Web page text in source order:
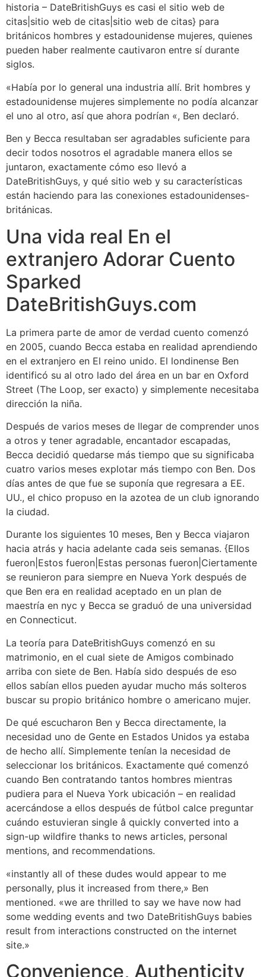
historia – DateBritishGuys es casi el sitio web de
citas|sitio web de citas|sitio web de citas} para
británicos hombres y estadounidense mujeres, quienes
pueden haber realmente cautivaron entre sí durante
siglos.
«Había por lo general una industria allí. Brit hombres y
estadounidense mujeres simplemente no podía alcanzar
el uno al otro, así que ahora podrían «, Ben declaró.
Ben y Becca resultaban ser agradables suficiente para
decir todos nosotros el agradable manera ellos se
juntaron, exactamente cómo eso llevó a
DateBritishGuys, y qué sitio web y su características
están haciendo para las conexiones estadounidenses-
británicas.
Una vida real En el
extranjero Adorar Cuento
Sparked
DateBritishGuys.com
La primera parte de amor de verdad cuento comenzó
en 2005, cuando Becca estaba en realidad aprendiendo
en el extranjero en El reino unido. El londinense Ben
identificó su al otro lado del área en un bar en Oxford
Street (The Loop, ser exacto) y simplemente necesitaba
dirección la niña.
Después de varios meses de llegar de comprender unos
a otros y tener agradable, encantador escapadas,
Becca decidió quedarse más tiempo que su significaba
cuatro varios meses explotar más tiempo con Ben. Dos
días antes de que fue se suponía que regresara a EE.
UU., el chico propuso en la azotea de un club ignorando
la ciudad.
Durante los siguientes 10 meses, Ben y Becca viajaron
hacia atrás y hacia adelante cada seis semanas. {Ellos
fueron|Estos fueron|Estas personas fueron|Ciertamente
se reunieron para siempre en Nueva York después de
que Ben era en realidad aceptado en un plan de
maestría en nyc y Becca se graduó de una universidad
en Connecticut.
La teoría para DateBritishGuys comenzó en su
matrimonio, en el cual siete de Amigos combinado
arriba con siete de Ben. Había sido después de eso
ellos sabían ellos pueden ayudar mucho más solteros
buscar su propio británico hombre o americano mujer.
De qué escucharon Ben y Becca directamente, la
necesidad uno de Gente en Estados Unidos ya estaba
de hecho allí. Simplemente tenían la necesidad de
seleccionar los británicos. Exactamente qué comenzó
cuando Ben contratando tantos hombres mientras
pudiera para el Nueva York ubicación – en realidad
acercándose a ellos después de fútbol calce preguntar
cuándo estuvieran single â quickly converted into a
sign-up wildfire thanks to news articles, personal
mentions, and recommendations.
«instantly all of these dudes would appear to me
personally, plus it increased from there,» Ben
mentioned. «we are thrilled to say we have now had
some wedding events and two DateBritishGuys babies
result from interactions constructed on the internet
site.»
Convenience, Authenticity